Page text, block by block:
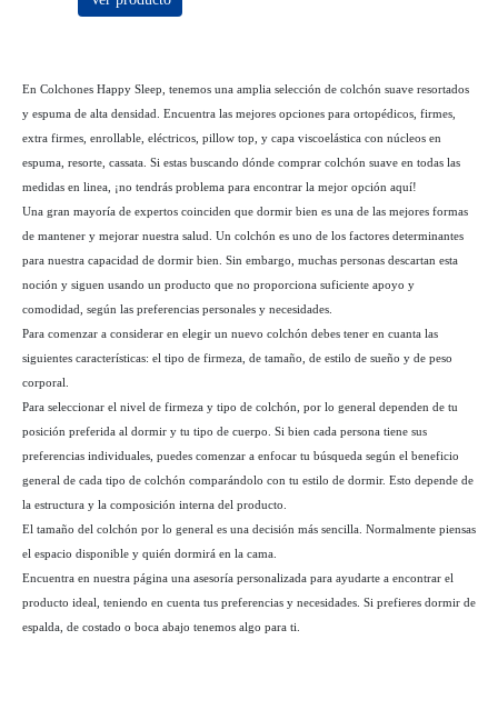
En Colchones Happy Sleep, tenemos una amplia selección de colchón suave resortados
y espuma de alta densidad. Encuentra las mejores opciones para ortopédicos, firmes,
extra firmes, enrollable, eléctricos, pillow top, y capa viscoelástica con núcleos en
espuma, resorte, cassata. Si estas buscando dónde comprar colchón suave en todas las
medidas en linea, ¡no tendrás problema para encontrar la mejor opción aquí!
Una gran mayoría de expertos coinciden que dormir bien es una de las mejores formas
de mantener y mejorar nuestra salud. Un colchón es uno de los factores determinantes
para nuestra capacidad de dormir bien. Sin embargo, muchas personas descartan esta
noción y siguen usando un producto que no proporciona suficiente apoyo y
comodidad, según las preferencias personales y necesidades.
Para comenzar a considerar en elegir un nuevo colchón debes tener en cuanta las
siguientes características: el tipo de firmeza, de tamaño, de estilo de sueño y de peso
corporal.
Para seleccionar el nivel de firmeza y tipo de colchón, por lo general dependen de tu
posición preferida al dormir y tu tipo de cuerpo. Si bien cada persona tiene sus
preferencias individuales, puedes comenzar a enfocar tu búsqueda según el beneficio
general de cada tipo de colchón comparándolo con tu estilo de dormir. Esto depende de
la estructura y la composición interna del producto.
El tamaño del colchón por lo general es una decisión más sencilla. Normalmente piensas
el espacio disponible y quién dormirá en la cama.
Encuentra en nuestra página una asesoría personalizada para ayudarte a encontrar el
producto ideal, teniendo en cuenta tus preferencias y necesidades. Si prefieres dormir de
espalda, de costado o boca abajo tenemos algo para ti.